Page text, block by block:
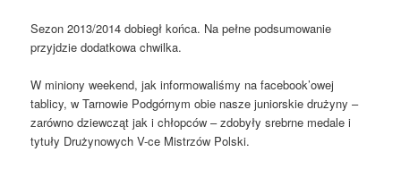
Sezon 2013/2014 dobiegł końca. Na pełne podsumowanie
przyjdzie dodatkowa chwilka.
W miniony weekend, jak informowaliśmy na facebook’owej
tablicy, w Tarnowie Podgórnym obie nasze juniorskie drużyny –
zarówno dziewcząt jak i chłopców – zdobyły srebrne medale i
tytuły Drużynowych V-ce Mistrzów Polski.